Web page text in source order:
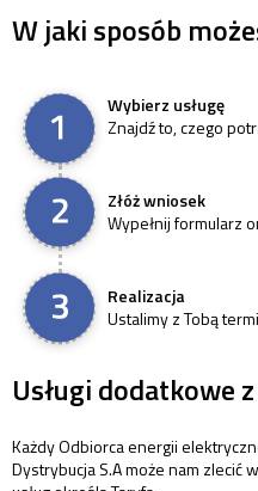
W jaki sposób
Wybierz usługę
Znajdź to, czego
Złóż wniosek
Wypełnij formularz
Realizacja
Ustalimy z Tobą
Usługi dodatkowe
Każdy Odbiorca energii
Dystrybucja S.A może nam zlecić